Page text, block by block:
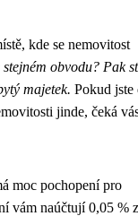
kde se nemovitost
obvodu? Pak
majetek. Pokud jste
jinde, čeká
moc pochopení pro
vám naúčtují 0,05 %